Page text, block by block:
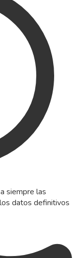
siempre las
datos definitivos